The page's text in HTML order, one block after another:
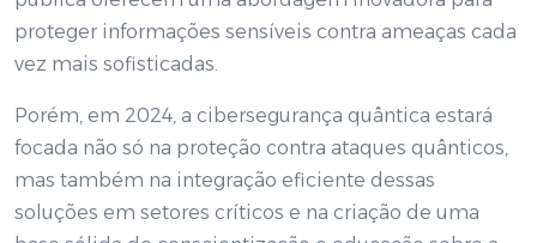
proteger informações sensíveis contra ameaças cada
vez mais sofisticadas.
Porém, em 2024, a cibersegurança quântica estará
focada não só na proteção contra ataques quânticos,
mas também na integração eficiente dessas
soluções em setores críticos e na criação de uma